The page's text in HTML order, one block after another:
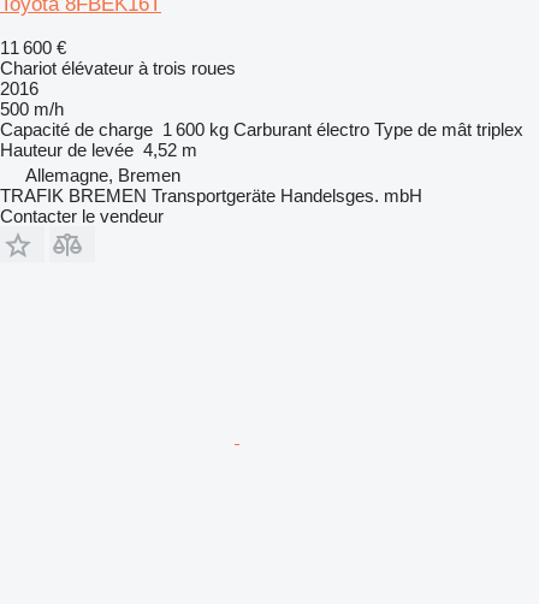
11 600 €
Chariot élévateur à trois roues
2016
500 m/h
Capacité de charge 1 600 kg Carburant électro Type de mât triplex
Hauteur de levée 4,52 m
Allemagne, Bremen
TRAFIK BREMEN Transportgeräte Handelsges. mbH
Contacter le vendeur